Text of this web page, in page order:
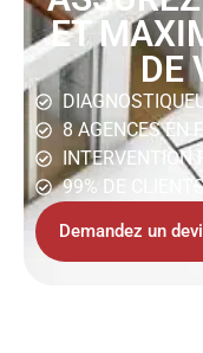
ET
DE
8 AGENCES EN
INTERVENTION
99% DE
Demandez un